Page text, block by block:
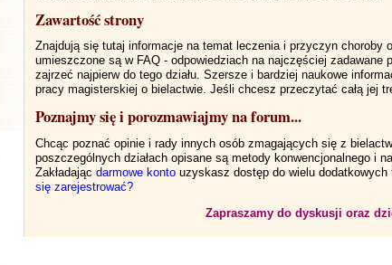
Zawartość strony
Znajdują się tutaj informacje na temat leczenia i przyczyn choroby
umieszczone są w FAQ - odpowiedziach na najczęściej
zajrzeć najpierw do tego działu. Szersze i bardziej naukowe
pracy magisterskiej o bielactwie. Jeśli chcesz przeczytać całą jej
Poznajmy się i porozmawiajmy na forum...
Chcąc poznać opinie i rady innych osób zmagających się z
poszczególnych działach opisane są metody konwencjonalnego i
Zakładającdarmowe konto uzyskasz dostęp do wielu
się zarejestrować?
Zapraszamy do dyskusji oraz